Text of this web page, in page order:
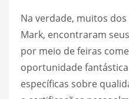
Na verdade, muitos
Mark, encontraram
por meio de feiras
oportunidade
específicas sobre